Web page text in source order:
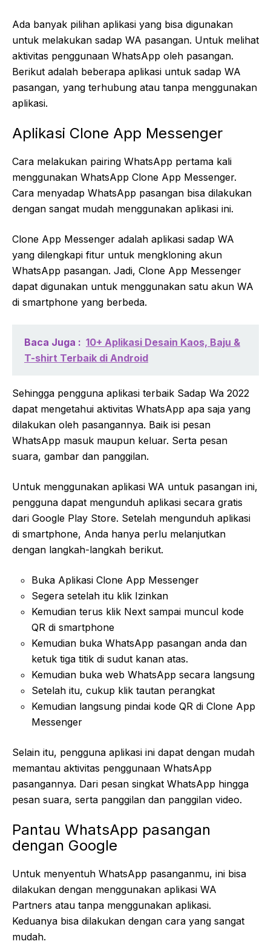
Ada banyak pilihan aplikasi yang bisa digunakan
untuk melakukan sadap WA pasangan. Untuk melihat
aktivitas penggunaan WhatsApp oleh pasangan.
Berikut adalah beberapa aplikasi untuk sadap WA
pasangan, yang terhubung atau tanpa menggunakan
aplikasi.
Aplikasi Clone App Messenger
Cara melakukan pairing WhatsApp pertama kali
menggunakan WhatsApp Clone App Messenger.
Cara menyadap WhatsApp pasangan bisa dilakukan
dengan sangat mudah menggunakan aplikasi ini.
Clone App Messenger adalah aplikasi sadap WA
yang dilengkapi fitur untuk mengkloning akun
WhatsApp pasangan. Jadi, Clone App Messenger
dapat digunakan untuk menggunakan satu akun WA
di smartphone yang berbeda.
Baca Juga : 10+ Aplikasi Desain Kaos, Baju &
T-shirt Terbaik di Android
Sehingga pengguna aplikasi terbaik Sadap Wa 2022
dapat mengetahui aktivitas WhatsApp apa saja yang
dilakukan oleh pasangannya. Baik isi pesan
WhatsApp masuk maupun keluar. Serta pesan
suara, gambar dan panggilan.
Untuk menggunakan aplikasi WA untuk pasangan ini,
pengguna dapat mengunduh aplikasi secara gratis
dari Google Play Store. Setelah mengunduh aplikasi
di smartphone, Anda hanya perlu melanjutkan
dengan langkah-langkah berikut.
Buka Aplikasi Clone App Messenger
Segera setelah itu klik Izinkan
Kemudian terus klik Next sampai muncul kode
QR di smartphone
Kemudian buka WhatsApp pasangan anda dan
ketuk tiga titik di sudut kanan atas.
Kemudian buka web WhatsApp secara langsung
Setelah itu, cukup klik tautan perangkat
Kemudian langsung pindai kode QR di Clone App
Messenger
Selain itu, pengguna aplikasi ini dapat dengan mudah
memantau aktivitas penggunaan WhatsApp
pasangannya. Dari pesan singkat WhatsApp hingga
pesan suara, serta panggilan dan panggilan video.
Pantau WhatsApp pasangan
dengan Google
Untuk menyentuh WhatsApp pasanganmu, ini bisa
dilakukan dengan menggunakan aplikasi WA
Partners atau tanpa menggunakan aplikasi.
Keduanya bisa dilakukan dengan cara yang sangat
mudah.